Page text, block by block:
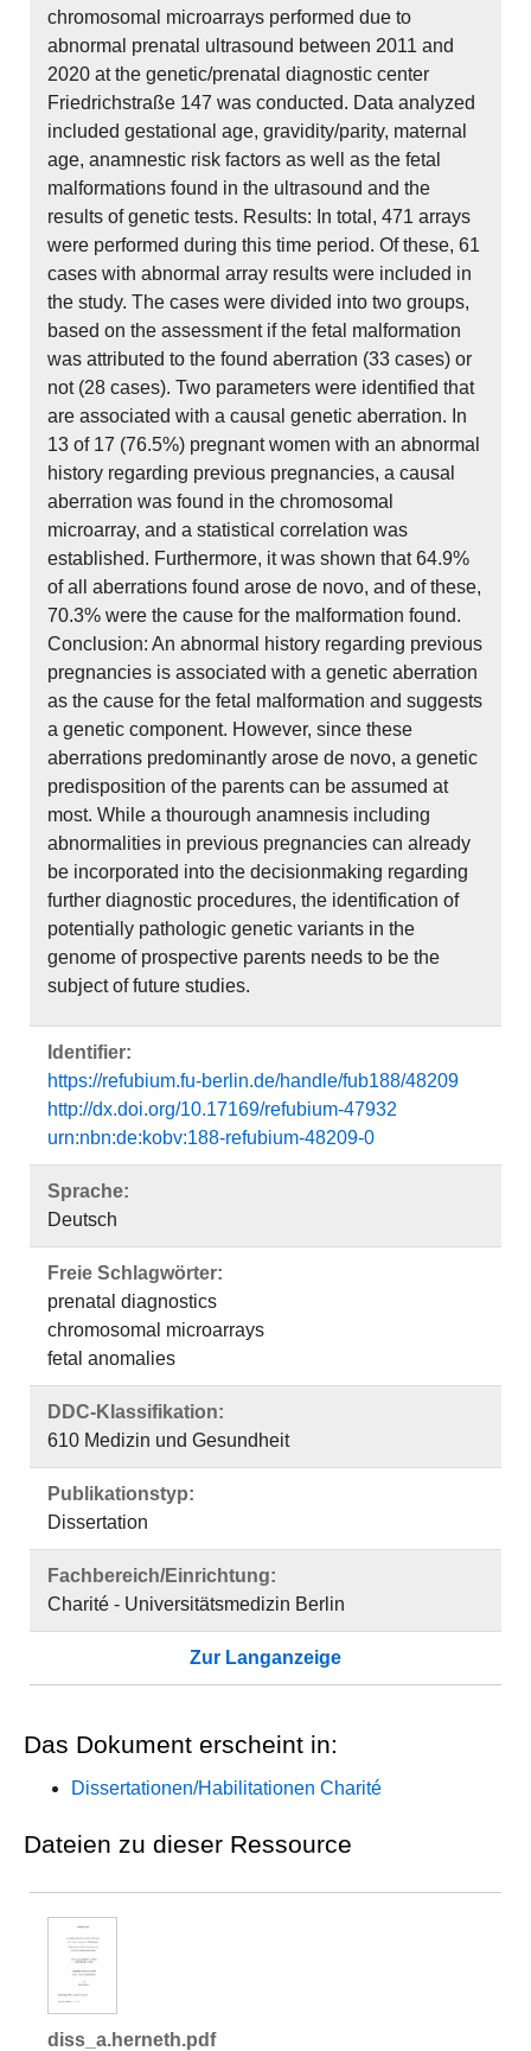
chromosomal microarrays performed due to
abnormal prenatal ultrasound between 2011 and
2020 at the genetic/prenatal diagnostic center
Friedrichstraße 147 was conducted. Data analyzed
included gestational age, gravidity/parity, maternal
age, anamnestic risk factors as well as the fetal
malformations found in the ultrasound and the
results of genetic tests. Results: In total, 471 arrays
were performed during this time period. Of these, 61
cases with abnormal array results were included in
the study. The cases were divided into two groups,
based on the assessment if the fetal malformation
was attributed to the found aberration (33 cases) or
not (28 cases). Two parameters were identified that
are associated with a causal genetic aberration. In
13 of 17 (76.5%) pregnant women with an abnormal
history regarding previous pregnancies, a causal
aberration was found in the chromosomal
microarray, and a statistical correlation was
established. Furthermore, it was shown that 64.9%
of all aberrations found arose de novo, and of these,
70.3% were the cause for the malformation found.
Conclusion: An abnormal history regarding previous
pregnancies is associated with a genetic aberration
as the cause for the fetal malformation and suggests
a genetic component. However, since these
aberrations predominantly arose de novo, a genetic
predisposition of the parents can be assumed at
most. While a thourough anamnesis including
abnormalities in previous pregnancies can already
be incorporated into the decisionmaking regarding
further diagnostic procedures, the identification of
potentially pathologic genetic variants in the
genome of prospective parents needs to be the
subject of future studies.
Identifier:
https://refubium.fu-berlin.de/handle/fub188/48209
http://dx.doi.org/10.17169/refubium-47932
urn:nbn:de:kobv:188-refubium-48209-0
Sprache:
Deutsch
Freie Schlagwörter:
prenatal diagnostics
chromosomal microarrays
fetal anomalies
DDC-Klassifikation:
610 Medizin und Gesundheit
Publikationstyp:
Dissertation
Fachbereich/Einrichtung:
Charité - Universitätsmedizin Berlin
Zur Langanzeige
Das Dokument erscheint in:
Dissertationen/Habilitationen Charité
Dateien zu dieser Ressource
diss_a.herneth.pdf